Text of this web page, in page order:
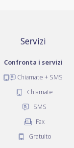
Servizi
Confronta i servizi
Chiamate + SMS
Chiamate
SMS
Fax
Gratuito